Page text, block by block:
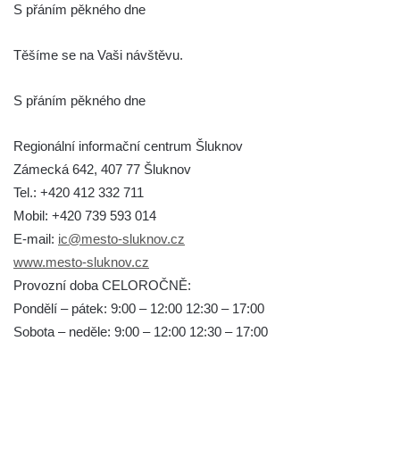
S přáním pěkného dne
Těšíme se na Vaši návštěvu.
S přáním pěkného dne
Regionální informační centrum Šluknov
Zámecká 642, 407 77 Šluknov
Tel.: +420 412 332 711
Mobil: +420 739 593 014
E-mail: ic@mesto-sluknov.cz
www.mesto-sluknov.cz
Provozní doba CELOROČNĚ:
Pondělí – pátek: 9:00 – 12:00 12:30 – 17:00
Sobota – neděle: 9:00 – 12:00 12:30 – 17:00